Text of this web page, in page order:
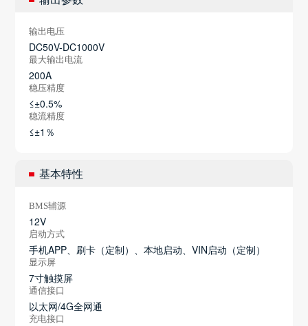
输出电压
DC50V-DC1000V
最大输出电流
200A
稳压精度
≤±0.5%
稳流精度
≤±1％
基本特性
BMS辅源
12V
启动方式
手机APP、刷卡（定制）、本地启动、VIN启动（定制）
显示屏
7寸触摸屏
通信接口
以太网/4G全网通
充电接口